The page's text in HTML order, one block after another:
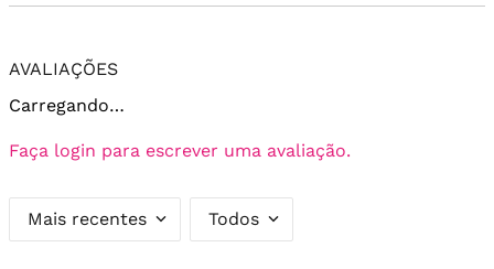
AVALIAÇÕES
Carregando…
Faça login para escrever uma avaliação.
Mais recentes Todos